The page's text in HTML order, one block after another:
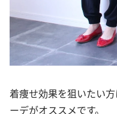
着痩せ効果を狙いたい
ーデがオススメです。